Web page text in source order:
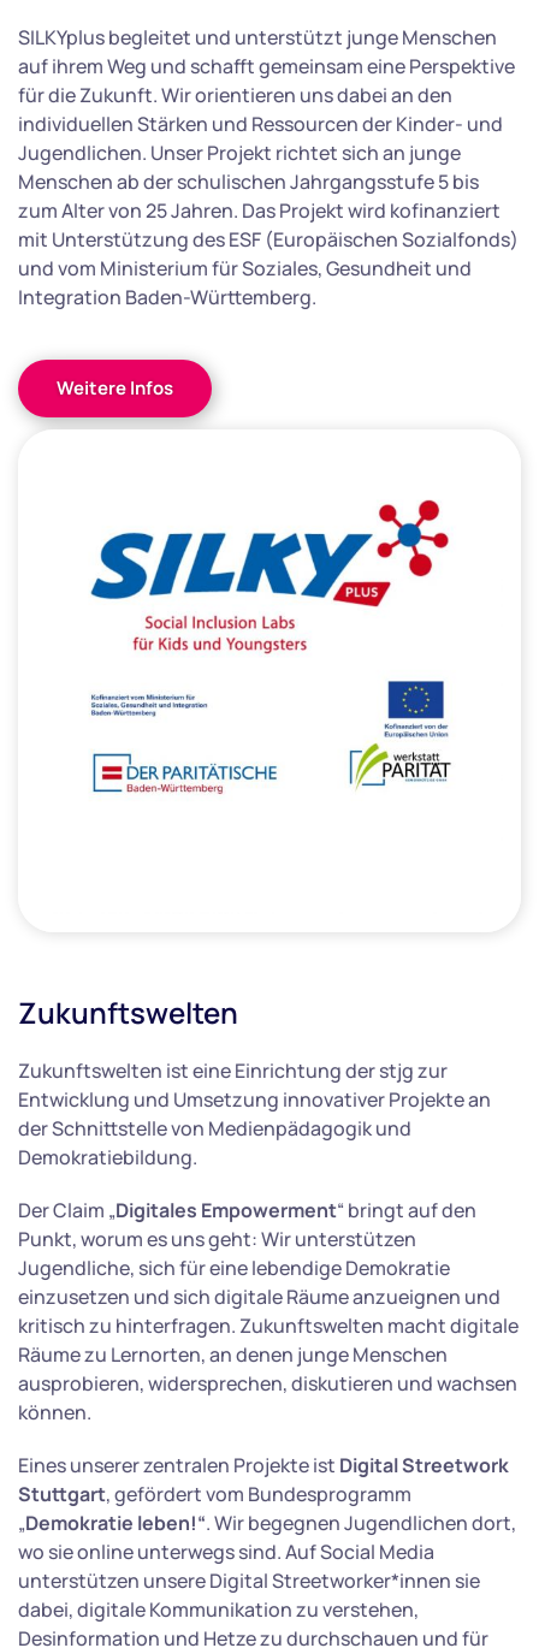
SILKYplus begleitet und unterstützt junge Menschen
auf ihrem Weg und schafft gemeinsam eine Perspektive
für die Zukunft. Wir orientieren uns dabei an den
individuellen Stärken und Ressourcen der Kinder- und
Jugendlichen. Unser Projekt richtet sich an junge
Menschen ab der schulischen Jahrgangsstufe 5 bis
zum Alter von 25 Jahren. Das Projekt wird kofinanziert
mit Unterstützung des ESF (Europäischen Sozialfonds)
und vom Ministerium für Soziales, Gesundheit und
Integration Baden-Württemberg.
Weitere Infos
Zukunftswelten
Zukunftswelten ist eine Einrichtung der stjg zur
Entwicklung und Umsetzung innovativer Projekte an
der Schnittstelle von Medienpädagogik und
Demokratiebildung.
Der Claim „Digitales Empowerment“ bringt auf den
Punkt, worum es uns geht: Wir unterstützen
Jugendliche, sich für eine lebendige Demokratie
einzusetzen und sich digitale Räume anzueignen und
kritisch zu hinterfragen. Zukunftswelten macht digitale
Räume zu Lernorten, an denen junge Menschen
ausprobieren, widersprechen, diskutieren und wachsen
können.
Eines unserer zentralen Projekte ist Digital Streetwork
Stuttgart, gefördert vom Bundesprogramm
„Demokratie leben!“. Wir begegnen Jugendlichen dort,
wo sie online unterwegs sind. Auf Social Media
unterstützen unsere Digital Streetworker*innen sie
dabei, digitale Kommunikation zu verstehen,
Desinformation und Hetze zu durchschauen und für